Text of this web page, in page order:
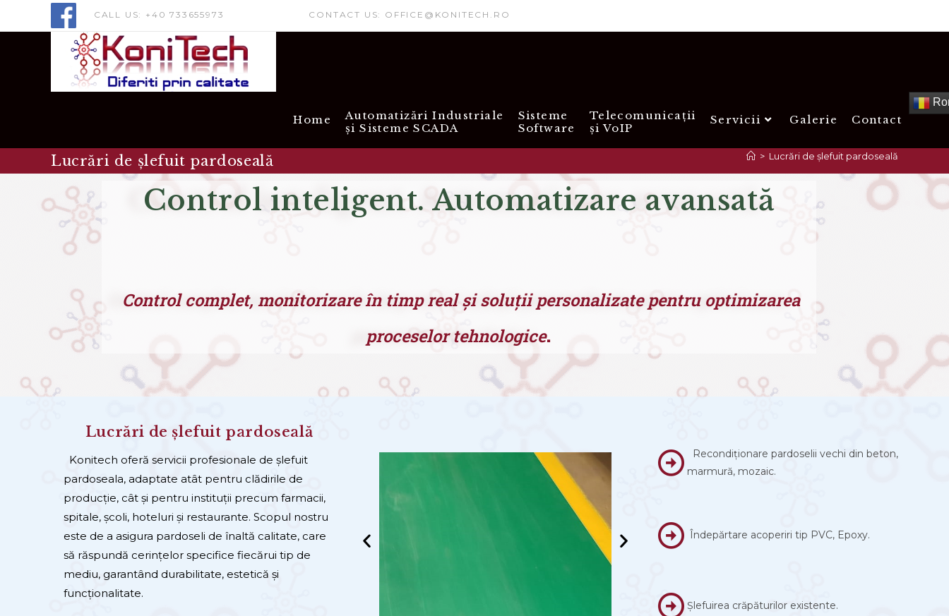
CALL US: +40 733655973 CONTACT US: OFFICE@KONITECH.RO
Home
Automatizări Industriale
și Sisteme SCADA
Sisteme
Software
Telecomunicații
și VoIP
Servicii Galerie Contact
Lucrări de șlefuit pardoseală > Lucrări de șlefuit pardoseală
Control inteligent. Automatizare avansată
Control complet, monitorizare în timp real și soluții personalizate pentru optimizarea
proceselor tehnologice.
Lucrări de șlefuit pardoseală
Konitech oferă servicii profesionale de șlefuit
pardoseala, adaptate atât pentru clădirile de
producție, cât și pentru instituții precum farmacii,
spitale, școli, hoteluri și restaurante. Scopul nostru
este de a asigura pardoseli de înaltă calitate, care
să răspundă cerințelor specifice fiecărui tip de
mediu, garantând durabilitate, estetică și
funcționalitate.
Recondiționare pardoselii vechi din beton,
marmură, mozaic.
Îndepărtare acoperiri tip PVC, Epoxy.
Șlefuirea crăpăturilor existente.